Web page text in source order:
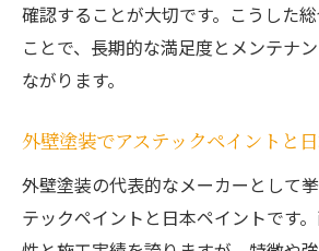
確認することが大切です。こうした
ことで、長期的な満足度とメンテナ
ながります。
外壁塗装でアステックペイントと
外壁塗装の代表的なメーカーとして
テックペイントと日本ペイントです